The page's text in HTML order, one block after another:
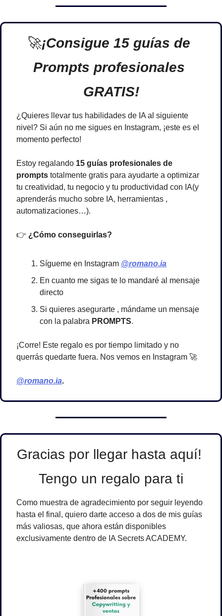
🚀¡Consigue 15 guías de
Prompts profesionales
GRATIS!
¿Quieres llevar tus habilidades de IA al siguiente
nivel? Si aún no me sigues en Instagram, ¡este es el
momento perfecto!
Estoy regalando 15 guías profesionales de
prompts totalmente gratis para ayudarte a optimizar
tu creatividad, tu negocio y tu productividad con IA(y
aprenderás mucho sobre IA, herramientas ,
automatizaciones…).
👉 ¿Cómo conseguirlas?
Sígueme en Instagram @romano.ia
En cuanto me sigas te lo mandaré al mensaje
directo
Si quieres asegurarte , mándame un mensaje
con la palabra PROMPTS.
¡Corre! Este regalo es por tiempo limitado y no
querrás quedarte fuera. Nos vemos en Instagram 🚀
@romano.ia.
Gracias por llegar hasta aquí!
Tengo un regalo para ti
Como muestra de agradecimiento por seguir leyendo
hasta el final, quiero darte acceso a dos de mis guías
más valiosas
exclusivamente dentro de IA Secrets ACADEMY.